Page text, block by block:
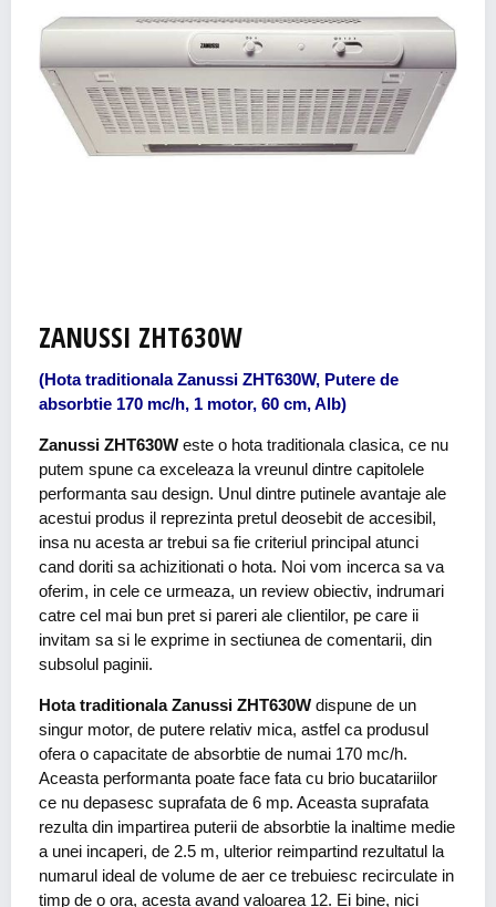
ZANUSSI ZHT630W
(Hota traditionala Zanussi ZHT630W, Putere de
absorbtie 170 mc/h, 1 motor, 60 cm, Alb)
Zanussi ZHT630W este o hota traditionala clasica, ce nu
putem spune ca exceleaza la vreunul dintre capitolele
performanta sau design. Unul dintre putinele avantaje ale
acestui produs il reprezinta pretul deosebit de accesibil,
insa nu acesta ar trebui sa fie criteriul principal atunci
cand doriti sa achizitionati o hota. Noi vom incerca sa va
oferim, in cele ce urmeaza, un review obiectiv, indrumari
catre cel mai bun pret si pareri ale clientilor, pe care ii
invitam sa si le exprime in sectiunea de comentarii, din
subsolul paginii.
Hota traditionala Zanussi ZHT630W dispune de un
singur motor, de putere relativ mica, astfel ca produsul
ofera o capacitate de absorbtie de numai 170 mc/h.
Aceasta performanta poate face fata cu brio bucatariilor
ce nu depasesc suprafata de 6 mp. Aceasta suprafata
rezulta din impartirea puterii de absorbtie la inaltime medie
a unei incaperi, de 2.5 m, ulterior reimpartind rezultatul la
numarul ideal de volume de aer ce trebuiesc recirculate in
timp de o ora, acesta avand valoarea 12. Ei bine, nici